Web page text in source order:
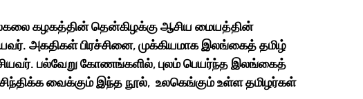
அகதிகள் பிரச்சினை, முக்கியமாக இலங்கைத் தமிழ்
பல்வேறு கோணங்களில், புலம் பெயர்ந்த இலங்கைத்
வைக்கும் இந்த நூல்,  உலகெங்கும் உள்ள தமிழர்கள்